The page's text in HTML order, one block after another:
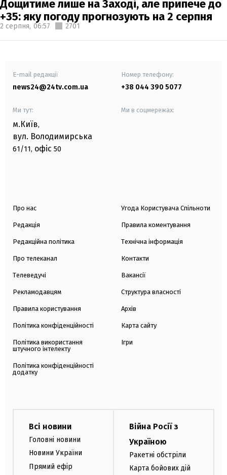
Дощитиме лише на Заході, але припече до
+35: яку погоду прогнозують на 2 серпня
2 серпня, 06:57 2701
E-mail редакції
news24@24tv.com.ua
Номер телефону:
+38 044 390 5077
Ми тут:
м.Київ,
вул. Володимирська
61/11, офіс 50
Ми в соцмережах:
Про нас
Редакція
Редакційна політика
Про телеканал
Телеведучі
Рекламодавцям
Правила користування
Політика конфіденційності
Політика використання
штучного інтелекту
Політика конфіденційності
додатку
Угода Користувача Спільноти
Правила коментування
Технічна інформація
Контакти
Вакансії
Структура власності
Архів
Карта сайту
Ігри
Всі новини
Головні новини
Новини України
Прямий ефір
Війна Росії з
Україною
Ракетні обстріли
Карта бойових дій